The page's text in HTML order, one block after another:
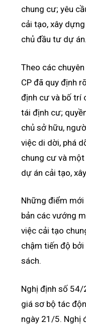
chung cư; yêu
cải tạo, xây
chủ đầu tư dự án.
Theo các
CP đã quy định
định cư và bố trí
tái định cư;
chủ sở hữu,
việc di dời, phá
chung cư và
dự án cải tạo,
Những điểm mới
bản các vướng
việc cải tạo
chậm tiến độ bởi
sách.
Nghị định số 54/
giá sơ bộ tác
ngày 21/5. Nghị